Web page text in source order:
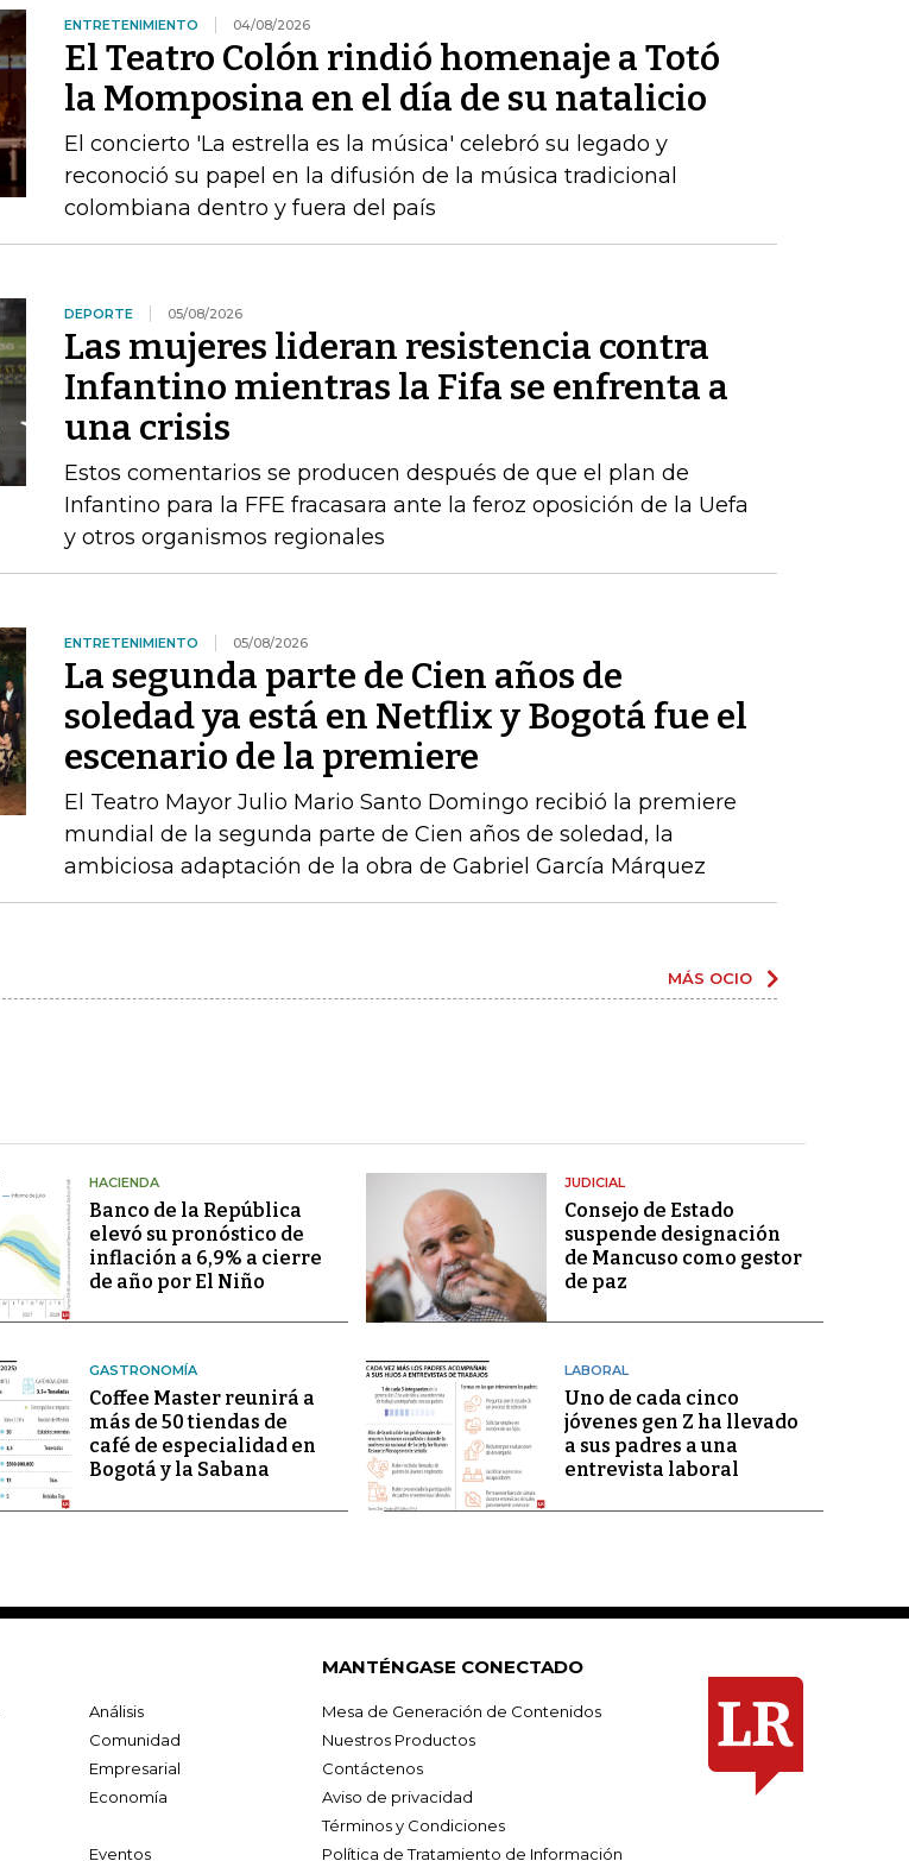
ENTRETENIMIENTO 04/08/2026
El Teatro Colón rindió homenaje a Totó
la Momposina en el día de su natalicio
El concierto 'La estrella es la música' celebró su legado y
reconoció su papel en la difusión de la música tradicional
colombiana dentro y fuera del país
DEPORTE 05/08/2026
Las mujeres lideran resistencia contra
Infantino mientras la Fifa se enfrenta a
una crisis
Estos comentarios se producen después de que el plan de
Infantino para la FFE fracasara ante la feroz oposición de la Uefa
y otros organismos regionales
ENTRETENIMIENTO 05/08/2026
La segunda parte de Cien años de
soledad ya está en Netflix y Bogotá fue el
escenario de la premiere
El Teatro Mayor Julio Mario Santo Domingo recibió la premiere
mundial de la segunda parte de Cien años de soledad, la
ambiciosa adaptación de la obra de Gabriel García Márquez
MÁS OCIO
HACIENDA
Banco de la República
elevó su pronóstico de
inflación a 6,9% a cierre
de año por El Niño
JUDICIAL
Consejo de Estado
suspende designación
de Mancuso como gestor
de paz
GASTRONOMÍA
Coffee Master reunirá a
más de 50 tiendas de
café de especialidad en
Bogotá y la Sabana
LABORAL
Uno de cada cinco
jóvenes gen Z ha llevado
a sus padres a una
entrevista laboral
Análisis
Comunidad
Empresarial
Economía
Eventos
MANTÉNGASE CONECTADO
Mesa de Generación de Contenidos
Nuestros Productos
Contáctenos
Aviso de privacidad
Términos y Condiciones
Política de Tratamiento de Información